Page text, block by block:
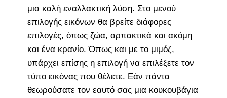
μια καλή εναλλακτική λύση. Στο μενού
επιλογής εικόνων θα βρείτε διάφορες
επιλογές, όπως ζώα, αρπακτικά και ακόμη
και ένα κρανίο. Όπως και με το μιμόζ,
υπάρχει επίσης η επιλογή να επιλέξετε τον
τύπο εικόνας που θέλετε. Εάν πάντα
θεωρούσατε τον εαυτό σας μια κουκουβάγια